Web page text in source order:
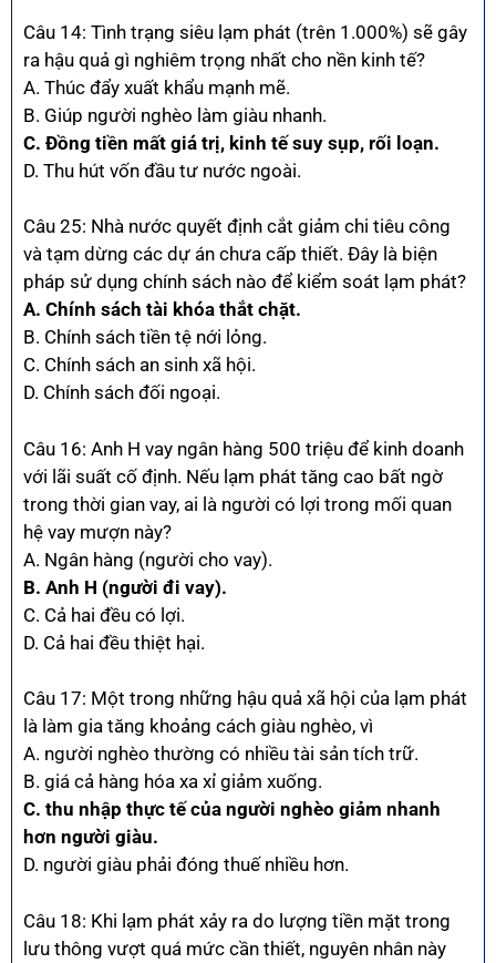
Câu 14: Tình trạng siêu lạm phát (trên 1.000%) sẽ gây
ra hậu quả gì nghiêm trọng nhất cho nền kinh tế?
A. Thúc đẩy xuất khẩu mạnh mẽ.
B. Giúp người nghèo làm giàu nhanh.
C. Đồng tiền mất giá trị, kinh tế suy sụp, rối loạn.
D. Thu hút vốn đầu tư nước ngoài.
Câu 25: Nhà nước quyết định cắt giảm chi tiêu công
và tạm dừng các dự án chưa cấp thiết. Đây là biện
pháp sử dụng chính sách nào để kiểm soát lạm phát?
A. Chính sách tài khóa thắt chặt.
B. Chính sách tiền tệ nới lỏng.
C. Chính sách an sinh xã hội.
D. Chính sách đối ngoại.
Câu 16: Anh H vay ngân hàng 500 triệu để kinh doanh
với lãi suất cố định. Nếu lạm phát tăng cao bất ngờ
trong thời gian vay, ai là người có lợi trong mối quan
hệ vay mượn này?
A. Ngân hàng (người cho vay).
B. Anh H (người đi vay).
C. Cả hai đều có lợi.
D. Cả hai đều thiệt hại.
Câu 17: Một trong những hậu quả xã hội của lạm phát
là làm gia tăng khoảng cách giàu nghèo, vì
A. người nghèo thường có nhiều tài sản tích trữ.
B. giá cả hàng hóa xa xỉ giảm xuống.
C. thu nhập thực tế của người nghèo giảm nhanh
hơn người giàu.
D. người giàu phải đóng thuế nhiều hơn.
Câu 18: Khi lạm phát xảy ra do lượng tiền mặt trong
lưu thông vượt quá mức cần thiết, nguyên nhân này